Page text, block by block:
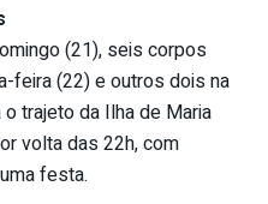
(21), seis corpos
feira (22) e outros dois na
trajeto da Ilha de Maria
volta das 22h, com
festa.